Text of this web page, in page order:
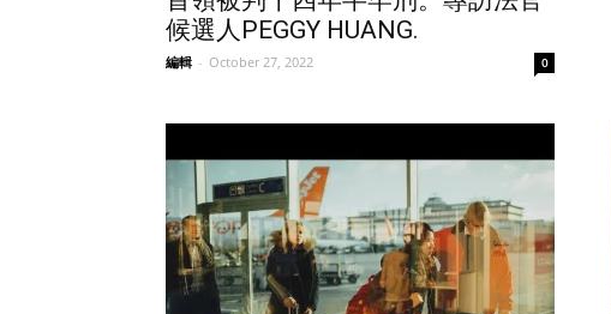
候選人PEGGY HUANG.
編輯 - October 27, 2022 0